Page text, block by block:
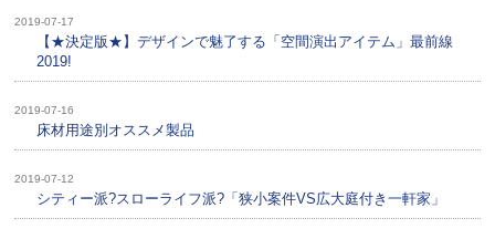
2019-07-17
【★決定版★】デザインで魅了する「空間演出アイテム」最前線
2019!
2019-07-16
床材用途別オススメ製品
2019-07-12
シティー派?スローライフ派?「狭小案件VS広大庭付き一軒家」